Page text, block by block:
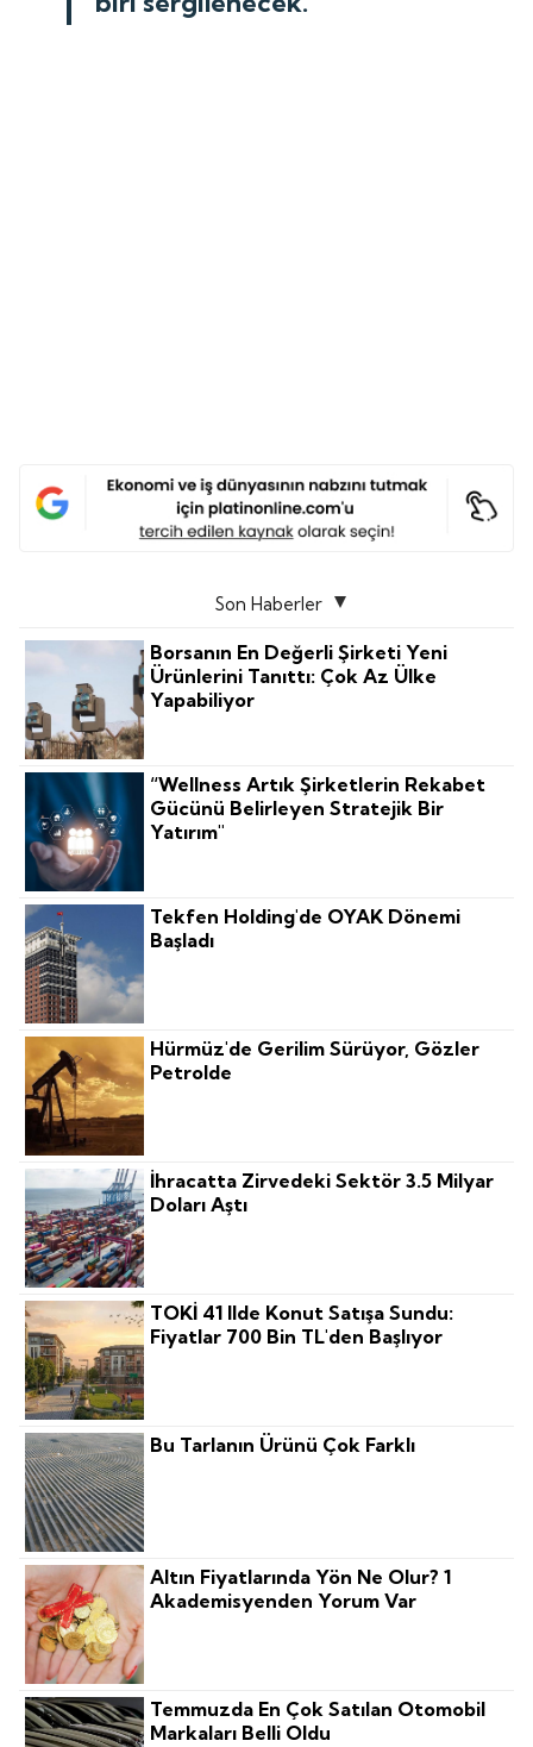
Son Haberler
Borsanın En Değerli Şirketi Yeni
Ürünlerini Tanıttı: Çok Az Ülke
Yapabiliyor
“Wellness Artık Şirketlerin Rekabet
Gücünü Belirleyen Stratejik Bir
Yatırım"
Tekfen Holding'de OYAK Dönemi
Başladı
Hürmüz'de Gerilim Sürüyor, Gözler
Petrolde
İhracatta Zirvedeki Sektör 3.5 Milyar
Doları Aştı
TOKİ 41 Ilde Konut Satışa Sundu:
Fiyatlar 700 Bin TL'den Başlıyor
Bu Tarlanın Ürünü Çok Farklı
Altın Fiyatlarında Yön Ne Olur? 1
Akademisyenden Yorum Var
Temmuzda En Çok Satılan Otomobil
Markaları Belli Oldu